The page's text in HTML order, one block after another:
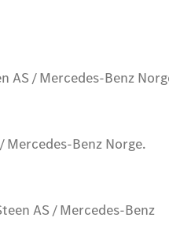
/ Mercedes-Benz
Benz Norge.
AS / Mercedes-Benz